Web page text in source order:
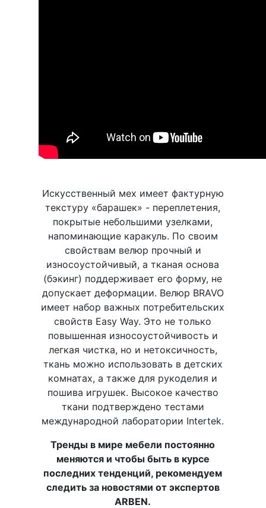
Искусственный мех имеет фактурную
текстуру «барашек» - переплетения,
покрытые небольшими узелками,
напоминающие каракуль. По своим
свойствам велюр прочный и
износоустойчивый, а тканая основа
(бэкинг) поддерживает его форму, не
допускает деформации. Велюр BRAVO
имеет набор важных потребительских
свойств Easy Way. Это не только
повышенная износоустойчивость и
легкая чистка, но и нетоксичность,
ткань можно использовать в детских
комнатах, а также для рукоделия и
пошива игрушек. Высокое качество
ткани подтверждено тестами
международной лаборатории Intertek.
Тренды в мире мебели постоянно
меняются и чтобы быть в курсе
последних тенденций, рекомендуем
следить за новостями от экспертов
ARBEN.